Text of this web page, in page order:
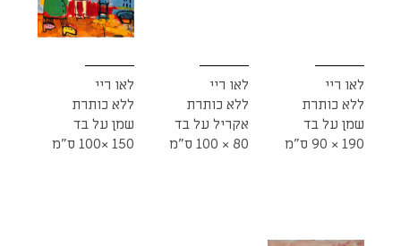
לאו ריי
ללא כותרת
שמן על בד
190 × 90 ס"מ
לאו ריי
ללא כותרת
אקריל על בד
80 × 100 ס"מ
לאו ריי
ללא כותרת
שמן על בד
150 ×100 ס"מ